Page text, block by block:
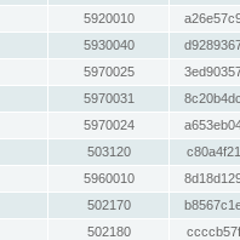
5920010
5930040
5970025
5970031
5970024
503120
5960010
502170
502180